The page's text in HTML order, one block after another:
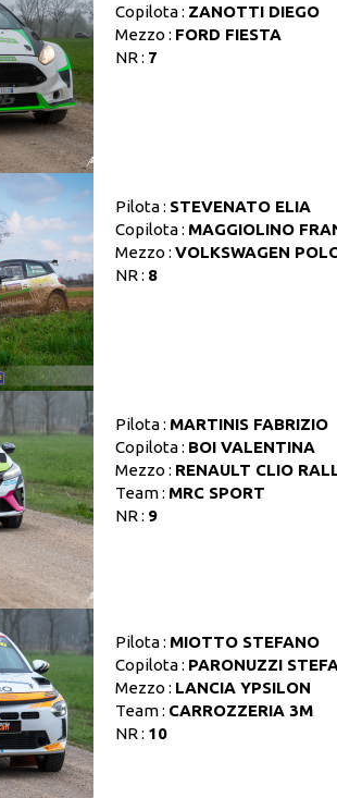
Copilota : ZANOTTI DIEGO
Mezzo : FORD FIESTA
NR : 7
Pilota : STEVENATO ELIA
Copilota : MAGGIOLINO
Mezzo : VOLKSWAGEN
NR : 8
Pilota : MARTINIS FABRIZIO
Copilota : BOI VALENTINA
Mezzo : RENAULT CLIO
Team : MRC SPORT
NR : 9
Pilota : MIOTTO STEFANO
Copilota : PARONUZZI
Mezzo : LANCIA YPSILON
Team : CARROZZERIA 3M
NR : 10